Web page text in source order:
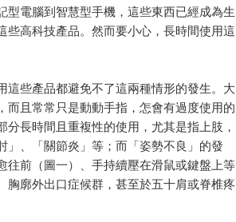
型電腦到智慧型手機，這些東西已經成為生
高科技產品。然而要小心，長時間使用這
些產品都避免不了這兩種情形的發生。大
且常常只是動動手指，怎會有過度使用的
長時間且重複性的使用，尤其是指上肢，
」、「關節炎」等；而「姿勢不良」的發
往前（圖一）、手持續壓在滑鼠或鍵盤上等
廓外出口症候群，甚至於五十肩或脊椎疼